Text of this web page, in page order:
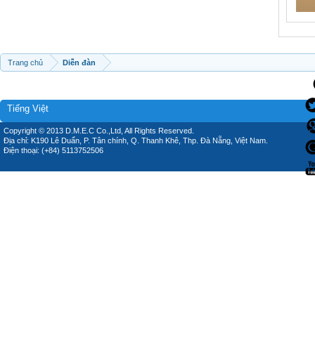
Trang chủ Diễn đàn
Tiếng Việt
Copyright © 2013 D.M.E.C Co.,Ltd, All Rights Reserved.
Địa chỉ: K190 Lê Duẩn, P. Tân chính, Q. Thanh Khê, Thp. Đà Nẵng, Việt Nam.
Điện thoại: (+84) 5113752506